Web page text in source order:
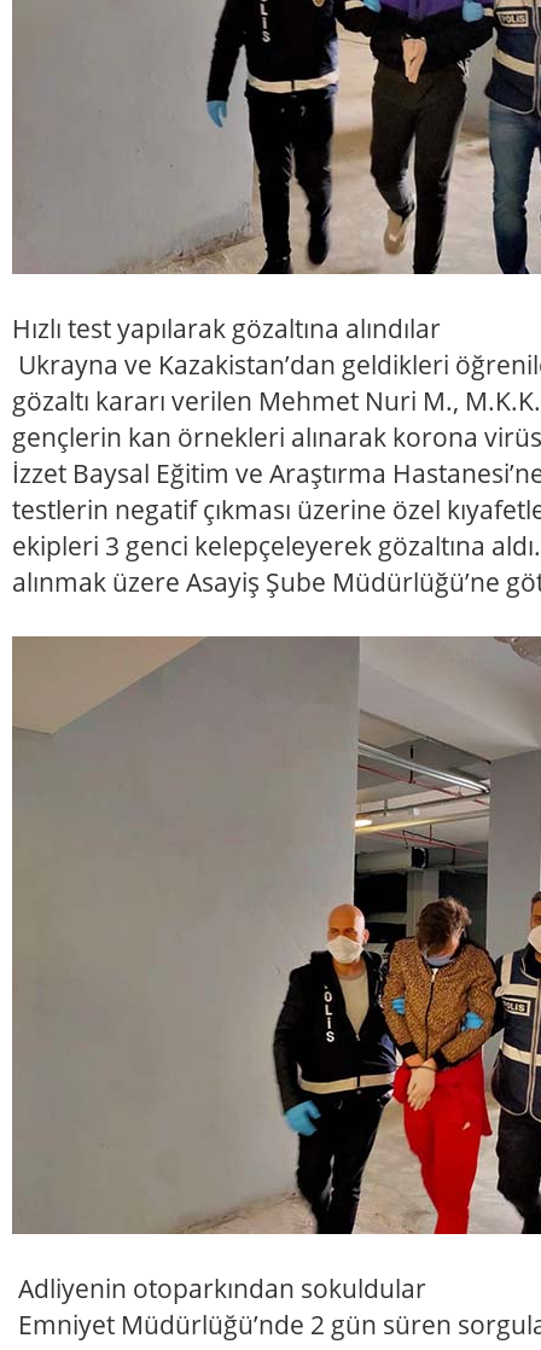
Hızlı test yapılarak gözaltına alındılar
Ukrayna ve Kazakistan’dan geldikleri
gözaltı kararı verilen Mehmet Nuri M.,
gençlerin kan örnekleri alınarak korona virüs
İzzet Baysal Eğitim ve Araştırma
testlerin negatif çıkması üzerine özel
ekipleri 3 genci kelepçeleyerek gözaltına
alınmak üzere Asayiş Şube Müdürlüğü’ne
Adliyenin otoparkından sokuldular
Emniyet Müdürlüğü’nde 2 gün süren